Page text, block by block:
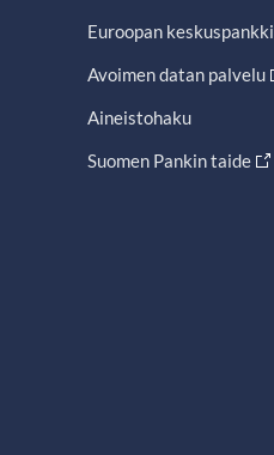
Euroopan keskuspankki
Avoimen datan palvelu
Aineistohaku
Suomen Pankin taide